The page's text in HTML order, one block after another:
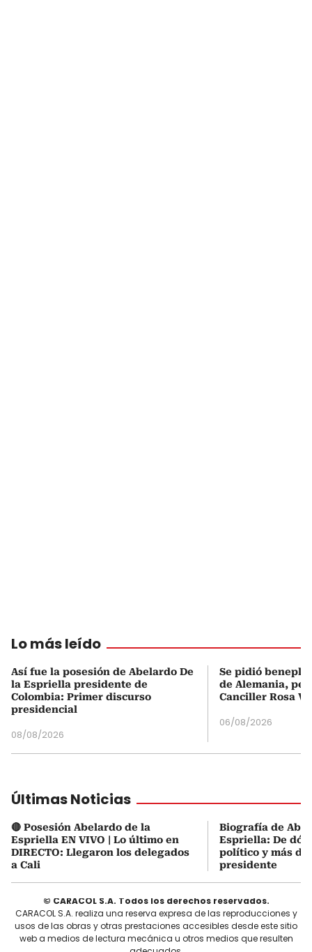
Lo más leído
Así fue la posesión de Abelardo De
la Espriella presidente de
Colombia: Primer discurso
presidencial
08/08/2026
Se pidió
de Alemania,
Canciller Rosa
06/08/2026
Últimas Noticias
🔴 Posesión Abelardo de la
Espriella EN VIVO | Lo último en
DIRECTO: Llegaron los delegados
a Cali
Biografía de
Espriella: De
político y más
presidente
© CARACOL S.A. Todos los derechos reservados.
CARACOL S.A. realiza una reserva expresa de las reproducciones y
usos de las obras y otras prestaciones accesibles desde este sitio
web a medios de lectura mecánica u otros medios que resulten